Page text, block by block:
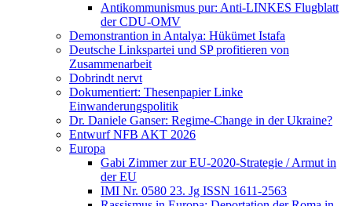
Antikommunismus pur: Anti-LINKES Flugblatt
der CDU-OMV
Demonstrantion in Antalya: Hükümet Istafa
Deutsche Linkspartei und SP profitieren von
Zusammenarbeit
Dobrindt nervt
Dokumentiert: Thesenpapier Linke
Einwanderungspolitik
Dr. Daniele Ganser: Regime-Change in der Ukraine?
Entwurf NFB AKT 2026
Europa
Gabi Zimmer zur EU-2020-Strategie / Armut in
der EU
IMI Nr. 0580 23. Jg ISSN 1611-2563